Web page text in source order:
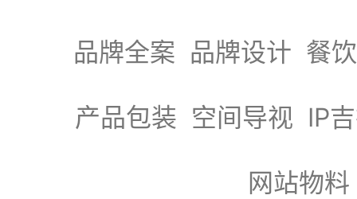
品牌全案 品牌设计 餐
产品包装 空间导视 IP
网站物料